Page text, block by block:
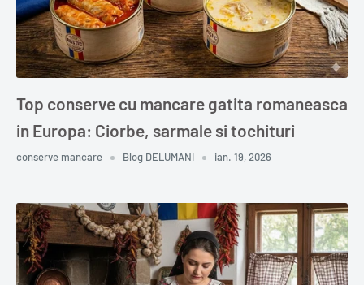
Top conserve cu mancare gatita romaneasca
in Europa: Ciorbe, sarmale si tochituri
conserve mancare Blog DELUMANI ian. 19, 2026